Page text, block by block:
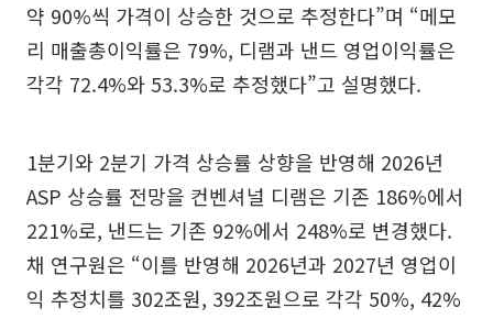
약 90%씩 가격이 상승한 것으로 추정한다”며 “메모
리 매출총이익률은 79%, 디램과 낸드 영업이익률은
각각 72.4%와 53.3%로 추정했다”고 설명했다.
1분기와 2분기 가격 상승률 상향을 반영해 2026년
ASP 상승률 전망을 컨벤셔널 디램은 기존 186%에서
221%로, 낸드는 기존 92%에서 248%로 변경했다.
채 연구원은 “이를 반영해 2026년과 2027년 영업이
익 추정치를 302조원, 392조원으로 각각 50%, 42%